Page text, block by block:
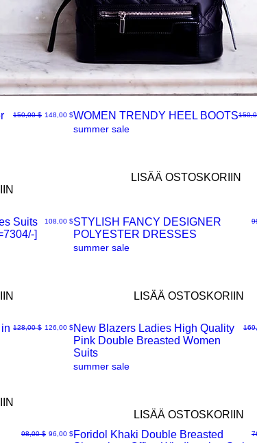
Normaali hinta
150,00 $ Alehinta
148,00 $
Pikakatselu
WOMEN TRENDY HEEL BOOTS
summer sale
LISÄÄ OSTOSKORIIN
Suits
]
Hinta
108,00 $
Pikakatselu
STYLISH FANCY DESIGNER
POLYESTER DRESSES
summer sale
LISÄÄ OSTOSKORIIN
Normaali hinta
128,00 $ Alehinta
126,00 $
Pikakatselu
New Blazers Ladies High Quality
Pink Double Breasted Women
Suits
summer sale
LISÄÄ OSTOSKORIIN
Normaali hinta
98,00 $ Alehinta
96,00 $Foridol Khaki Double Breasted